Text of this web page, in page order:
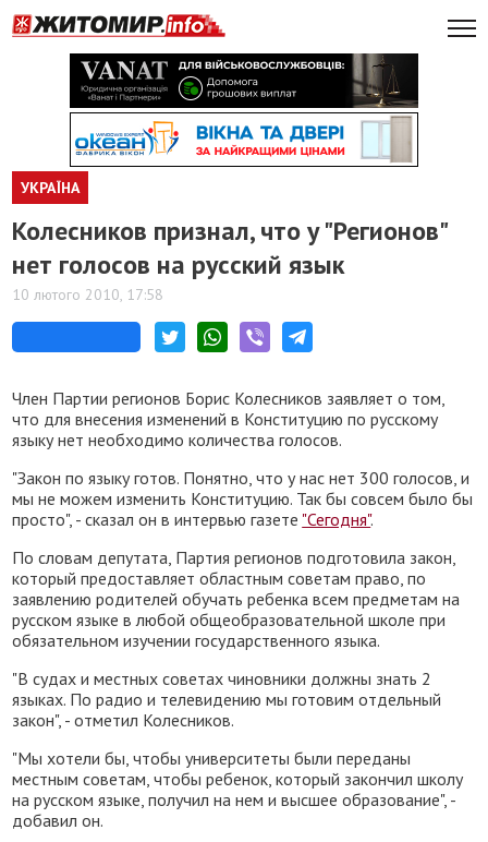
УКРАЇНА
Колесников признал, что у "Регионов"
нет голосов на русский язык
10 лютого 2010, 17:58
Член Партии регионов Борис Колесников заявляет о том,
что для внесения изменений в Конституцию по русскому
языку нет необходимо количества голосов.
"Закон по языку готов. Понятно, что у нас нет 300 голосов, и
мы не можем изменить Конституцию. Так бы совсем было бы
просто", - сказал он в интервью газете "Сегодня".
По словам депутата, Партия регионов подготовила закон,
который предоставляет областным советам право, по
заявлению родителей обучать ребенка всем предметам на
русском языке в любой общеобразовательной школе при
обязательном изучении государственного языка.
"В судах и местных советах чиновники должны знать 2
языках. По радио и телевидению мы готовим отдельный
закон", - отметил Колесников.
"Мы хотели бы, чтобы университеты были переданы
местным советам, чтобы ребенок, который закончил школу
на русском языке, получил на нем и высшее образование", -
добавил он.